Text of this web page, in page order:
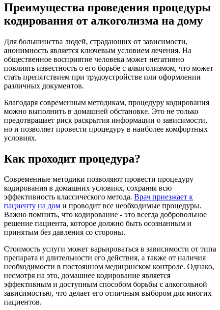
Преимущества проведения процедуры
кодирования от алкоголизма на дому
Для большинства людей, страдающих от зависимости,
анонимность является ключевым условием лечения. На
общественное восприятие человека может негативно
повлиять известность о его борьбе с алкоголизмом, что может
стать препятствием при трудоустройстве или оформлении
различных документов.
Благодаря современным методикам, процедуру кодирования
можно выполнить в домашней обстановке. Это не только
предотвращает риск раскрытия информации о зависимости,
но и позволяет провести процедуру в наиболее комфортных
условиях.
Как проходит процедура?
Современные методики позволяют провести процедуру
кодирования в домашних условиях, сохраняя всю
эффективность классического метода. Врач приезжает к
пациенту на дом и проводит все необходимые процедуры.
Важно помнить, что кодирование - это всегда добровольное
решение пациента, которое должно быть осознанным и
принятым без давления со стороны.
Стоимость услуги может варьироваться в зависимости от типа
препарата и длительности его действия, а также от наличия
необходимости в постоянном медицинском контроле. Однако,
несмотря на это, домашнее кодирование является
эффективным и доступным способом борьбы с алкогольной
зависимостью, что делает его отличным выбором для многих
пациентов.